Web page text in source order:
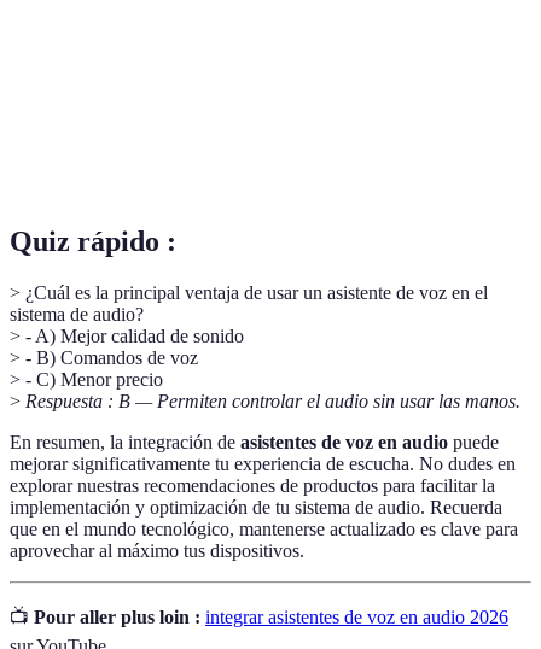
Quiz rápido :
> ¿Cuál es la principal ventaja de usar un asistente de voz en el
sistema de audio?
> - A) Mejor calidad de sonido
> - B) Comandos de voz
> - C) Menor precio
> Respuesta : B — Permiten controlar el audio sin usar las manos.
En resumen, la integración de asistentes de voz en audio puede
mejorar significativamente tu experiencia de escucha. No dudes en
explorar nuestras recomendaciones de productos para facilitar la
implementación y optimización de tu sistema de audio. Recuerda
que en el mundo tecnológico, mantenerse actualizado es clave para
aprovechar al máximo tus dispositivos.
📺 Pour aller plus loin : integrar asistentes de voz en audio 2026